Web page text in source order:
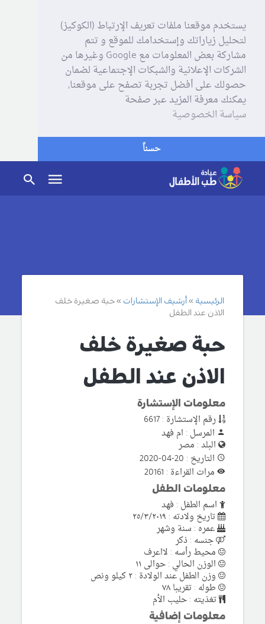
يستخدم موقعنا ملفات تعريف الإرتباط (الكوكيز)
لتحليل زياراتك وإستخدامك للموقع و تتم
مشاركة بعض المعلومات مع Google وغيرها من
الشركات الإعلانية والشبكات الإجتماعية لضمان
حصولك على أفضل تجربة تصفح على موقعنا,
يمكنك معرفة المزيد عبر صفحة
سياسة الخصوصية
حسناً
الرئيسية أرشيف الإستشارات
حبة صغيرة خلف
الاذن عند الطفل
حبة صغيرة خلف
الاذن عند الطفل
معلومات الإستشارة
رقم الإستشارة : 6617
المرسل : ام فهد
البلد : مصر
التاريخ : 20-04-2020
مرات القراءة : 20161
معلومات الطفل
اسم الطفل : فهد
تاريخ ولادته : ٢٥/٣/٢٠١٩
عمره : سنة وشهر
جنسه : ذكر
محيط رأسه : لااعرف
الوزن الحالي : حوالى ١١
وزن الطفل عند الولادة : ٢ كيلو ونص
طوله : تقريبا ٧٨
تغذيته : حليب الأم
معلومات إضافية